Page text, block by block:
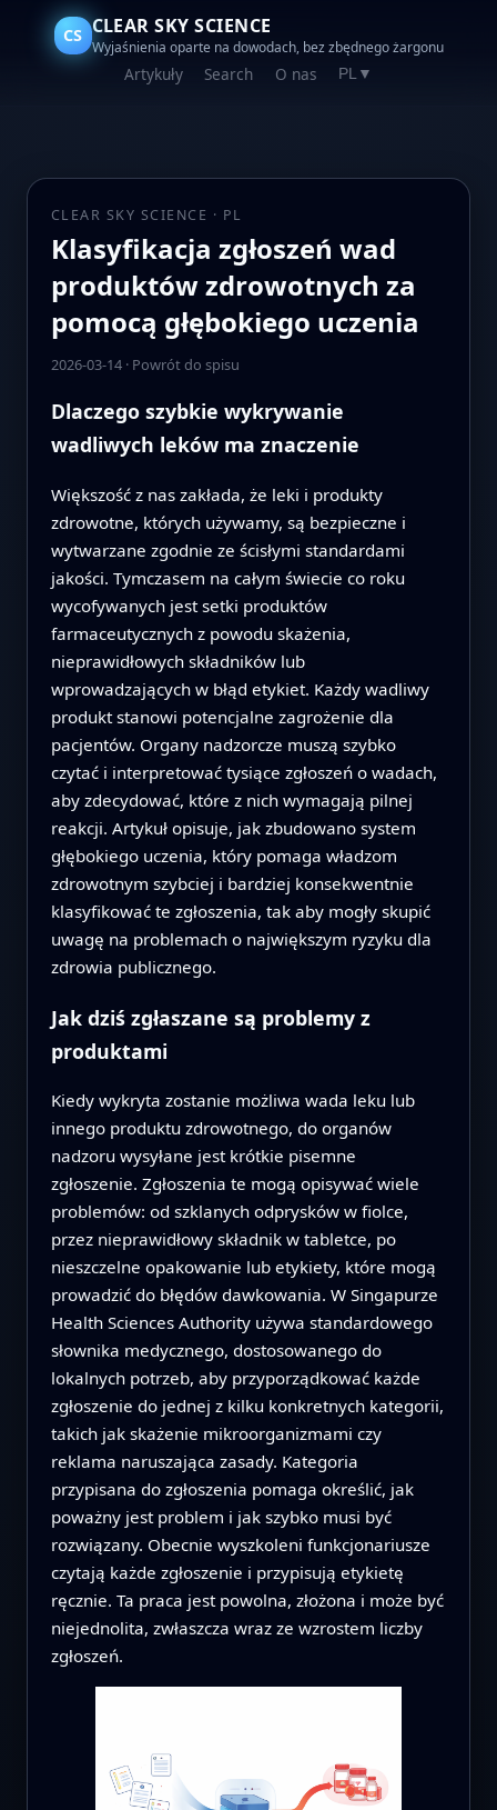
CS CLEAR SKY SCIENCE
Wyjaśnienia oparte na dowodach, bez zbędnego żargonu
Artykuły Search O nas PL▼
CLEAR SKY SCIENCE · PL
Klasyfikacja zgłoszeń wad
produktów zdrowotnych za
pomocą głębokiego uczenia
2026-03-14· Powrót do spisu
Dlaczego szybkie wykrywanie
wadliwych leków ma znaczenie
Większość z nas zakłada, że leki i produkty
zdrowotne, których używamy, są bezpieczne i
wytwarzane zgodnie ze ścisłymi standardami
jakości. Tymczasem na całym świecie co roku
wycofywanych jest setki produktów
farmaceutycznych z powodu skażenia,
nieprawidłowych składników lub
wprowadzających w błąd etykiet. Każdy wadliwy
produkt stanowi potencjalne zagrożenie dla
pacjentów. Organy nadzorcze muszą szybko
czytać i interpretować tysiące zgłoszeń o wadach,
aby zdecydować, które z nich wymagają pilnej
reakcji. Artykuł opisuje, jak zbudowano system
głębokiego uczenia, który pomaga władzom
zdrowotnym szybciej i bardziej konsekwentnie
klasyfikować te zgłoszenia, tak aby mogły skupić
uwagę na problemach o największym ryzyku dla
zdrowia publicznego.
Jak dziś zgłaszane są problemy z
produktami
Kiedy wykryta zostanie możliwa wada leku lub
innego produktu zdrowotnego, do organów
nadzoru wysyłane jest krótkie pisemne
zgłoszenie. Zgłoszenia te mogą opisywać wiele
problemów: od szklanych odprysków w fiolce,
przez nieprawidłowy składnik w tabletce, po
nieszczelne opakowanie lub etykiety, które mogą
prowadzić do błędów dawkowania. W Singapurze
Health Sciences Authority używa standardowego
słownika medycznego, dostosowanego do
lokalnych potrzeb, aby przyporządkować każde
zgłoszenie do jednej z kilku konkretnych kategorii,
takich jak skażenie mikroorganizmami czy
reklama naruszająca zasady. Kategoria
przypisana do zgłoszenia pomaga określić, jak
poważny jest problem i jak szybko musi być
rozwiązany. Obecnie wyszkoleni funkcjonariusze
czytają każde zgłoszenie i przypisują etykietę
ręcznie. Ta praca jest powolna, złożona i może być
niejednolita, zwłaszcza wraz ze wzrostem liczby
zgłoszeń.